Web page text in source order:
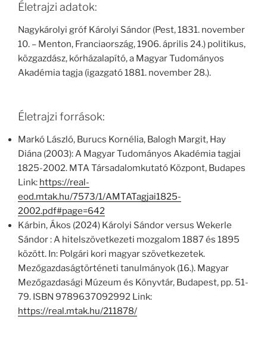
Életrajzi adatok:
Nagykárolyi gróf Károlyi Sándor (Pest, 1831. november
10. – Menton, Franciaország, 1906. április 24.) politikus,
közgazdász, kórházalapító, a Magyar Tudományos
Akadémia tagja (igazgató 1881. november 28.).
Életrajzi források:
Markó László, Burucs Kornélia, Balogh Margit, Hay
Diána (2003): A Magyar Tudományos Akadémia tagjai
1825-2002. MTA Társadalomkutató Központ, Budapes
Link: https://real-
eod.mtak.hu/7573/1/AMTATagjai1825-
2002.pdf#page=642
Kárbin, Ákos (2024) Károlyi Sándor versus Wekerle
Sándor : A hitelszövetkezeti mozgalom 1887 és 1895
között. In: Polgári kori magyar szövetkezetek.
Mezőgazdaságtörténeti tanulmányok (16.). Magyar
Mezőgazdasági Múzeum és Könyvtár, Budapest, pp. 51-
79. ISBN 9789637092992 Link:
https://real.mtak.hu/211878/